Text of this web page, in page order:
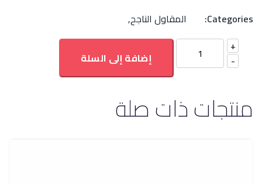
Categories:
المقاول الناجح,
إضافة إلى السلة
منتجات ذات صلة